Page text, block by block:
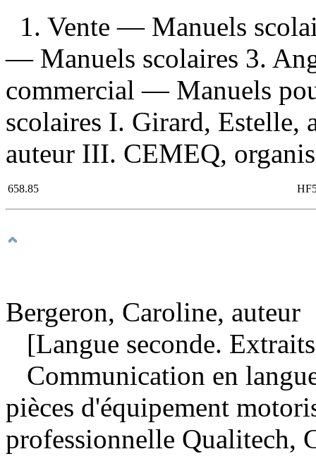
1. Vente — Manuels
— Manuels scolaires 3.
commercial — Manuels
scolaires I. Girard,
auteur III. CEMEQ,
658.85
Bergeron, Caroline, auteur
[Langue seconde.
Communication en
pièces d'équipement
professionnelle Qualitech,